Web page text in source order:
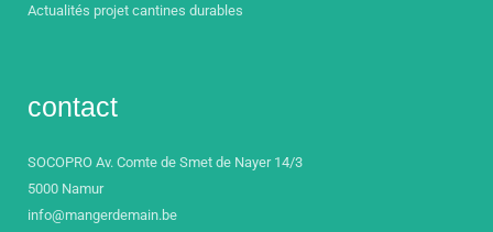
Actualités projet cantines durables
contact
SOCOPRO Av. Comte de Smet de Nayer 14/3
5000 Namur
info@mangerdemain.be